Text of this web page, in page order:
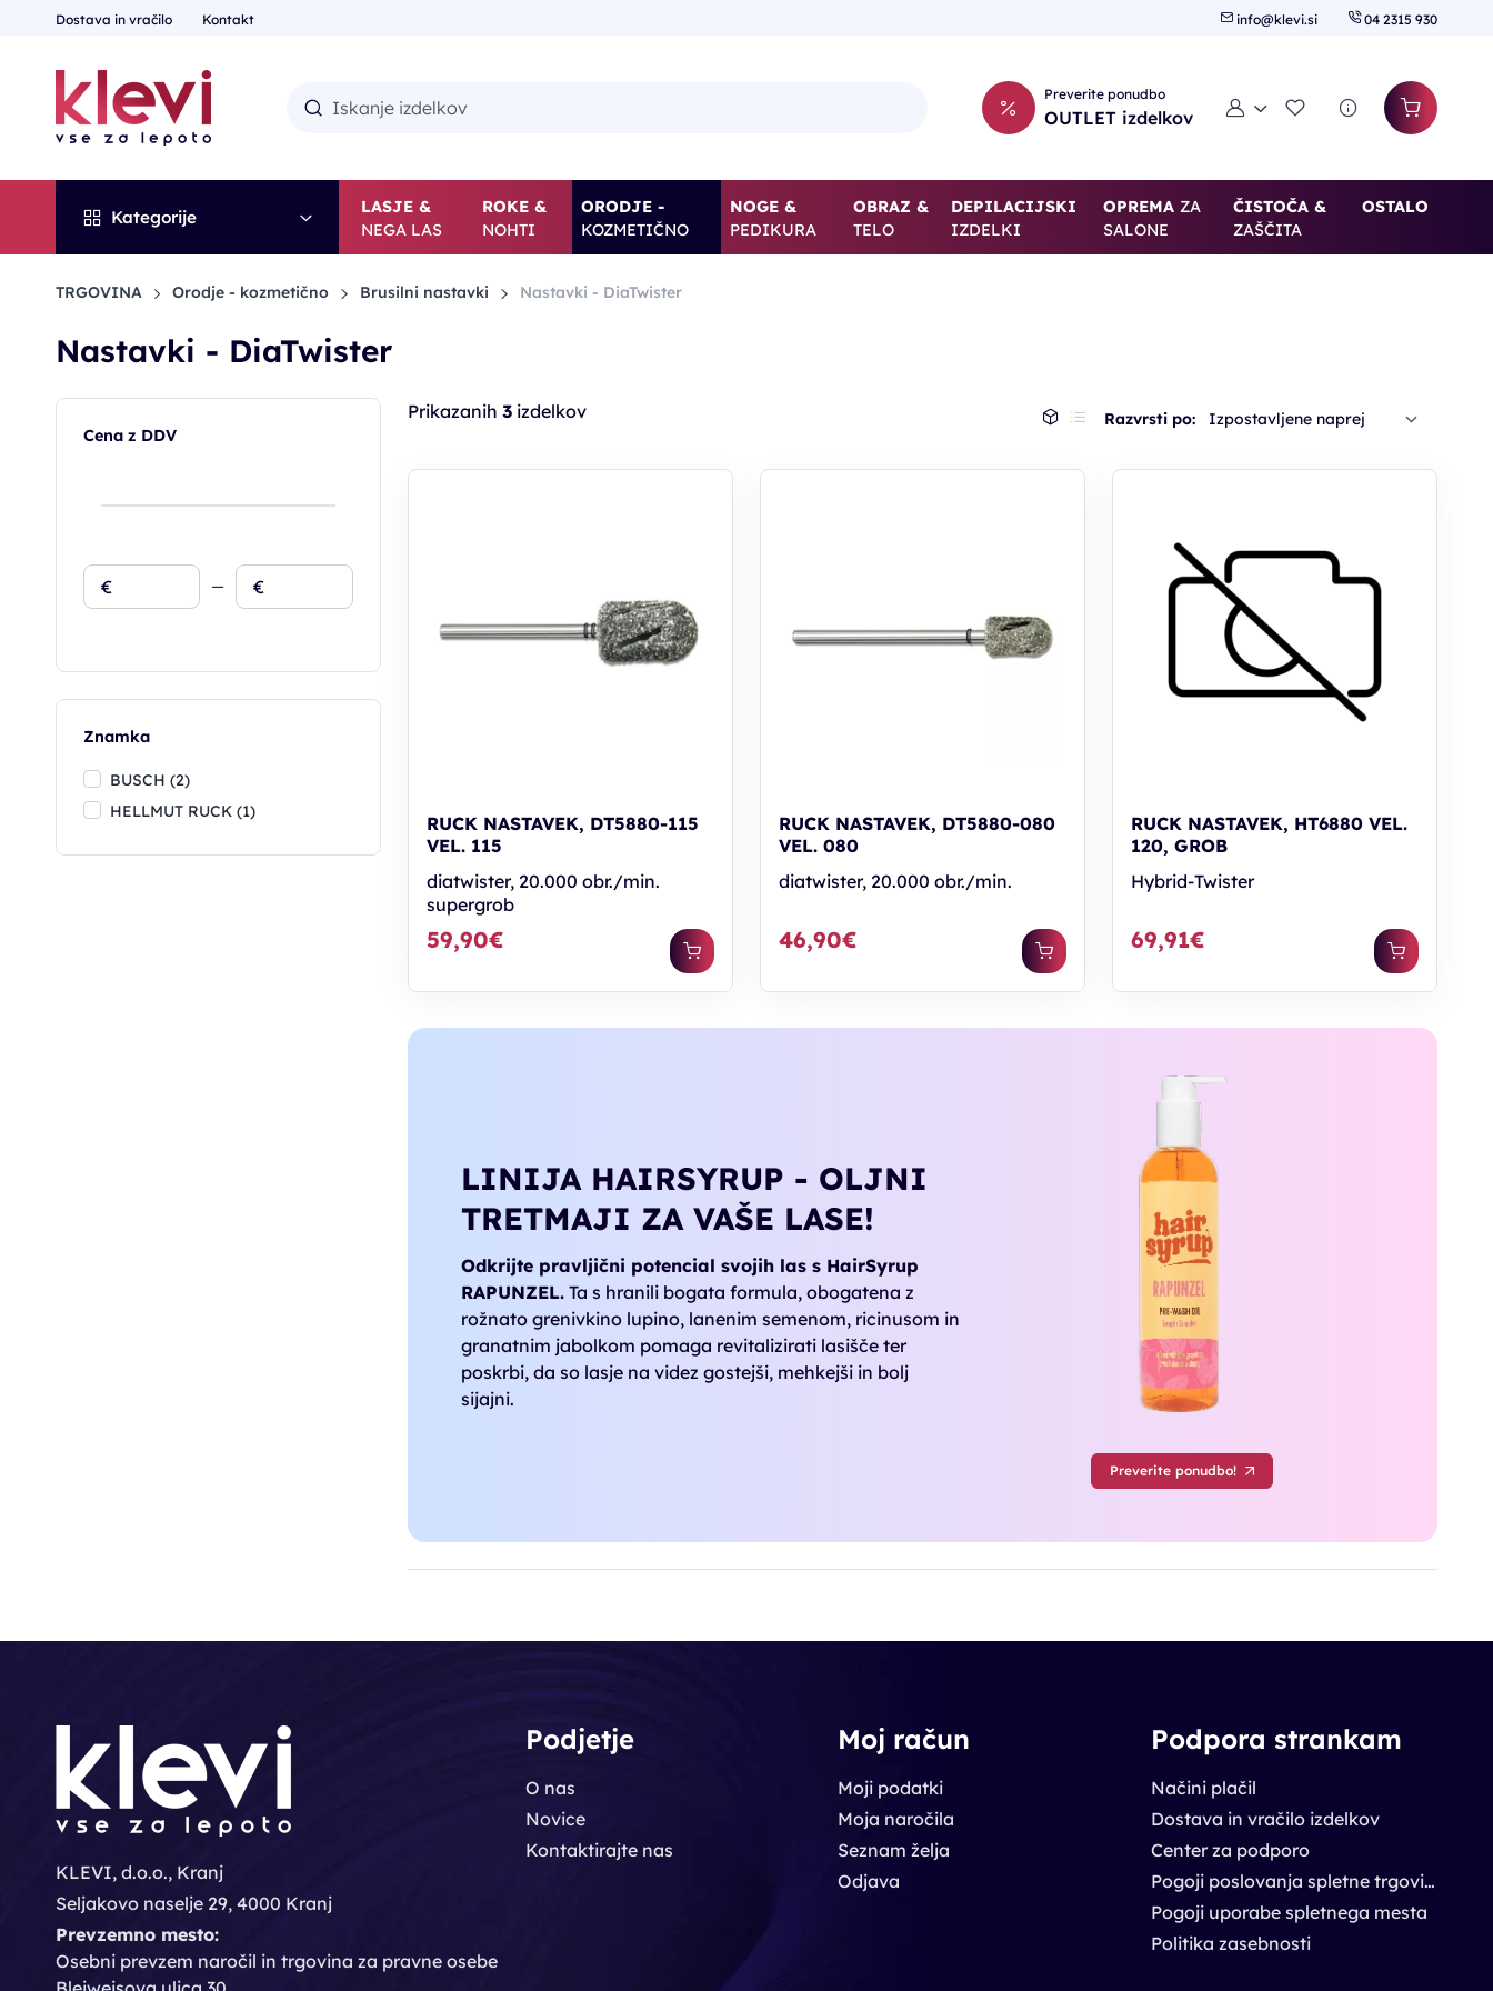
Dostava in vračilo Kontakt info@klevi.si 04 2315 930
Preverite ponudbo
OUTLET izdelkov Moj računSeznam želja
Kategorije
LASJE &
NEGA LAS
ROKE &
NOHTI
ORODJE -
KOZMETIČNO
NOGE &
PEDIKURA
OBRAZ &
TELO
DEPILACIJSKI
IZDELKI
OPREMAZA
SALONE
ČISTOČA &
ZAŠČITA
OSTALO
TRGOVINA Orodje - kozmetično Brusilni nastavki Nastavki - DiaTwister
Nastavki - DiaTwister
Cena z DDV
€ €
Znamka
BUSCH (2)
HELLMUT RUCK (1)
Prikazanih 3izdelkov Razvrsti po:
RUCK NASTAVEK, DT5880-115
VEL. 115
diatwister, 20.000 obr./min.
supergrob
59,90€
RUCK NASTAVEK, DT5880-080
VEL. 080
diatwister, 20.000 obr./min.
46,90€
RUCK NASTAVEK, HT6880 VEL.
120, GROB
Hybrid-Twister
69,91€
LINIJA HAIRSYRUP - OLJNI
TRETMAJI ZA VAŠE LASE!
Odkrijte pravljični potencial svojih las s HairSyrup
RAPUNZEL.Ta s hranili bogata formula, obogatena z
rožnato grenivkino lupino, lanenim semenom, ricinusom in
granatnim jabolkom pomaga revitalizirati lasišče ter
poskrbi, da so lasje na videz gostejši, mehkejši in bolj
sijajni.
Preverite ponudbo!
KLEVI, d.o.o., Kranj
Seljakovo naselje 29, 4000 Kranj
Prevzemno mesto:
Osebni prevzem naročil in trgovina za pravne osebe
Podjetje
O nas
Novice
Kontaktirajte nas
Moj račun
Moji podatki
Moja naročila
Seznam želja
Odjava
Podpora strankam
Načini plačil
Dostava in vračilo izdelkov
Center za podporo
Pogoji poslovanja spletne trgovine
Pogoji uporabe spletnega mesta
Politika zasebnosti